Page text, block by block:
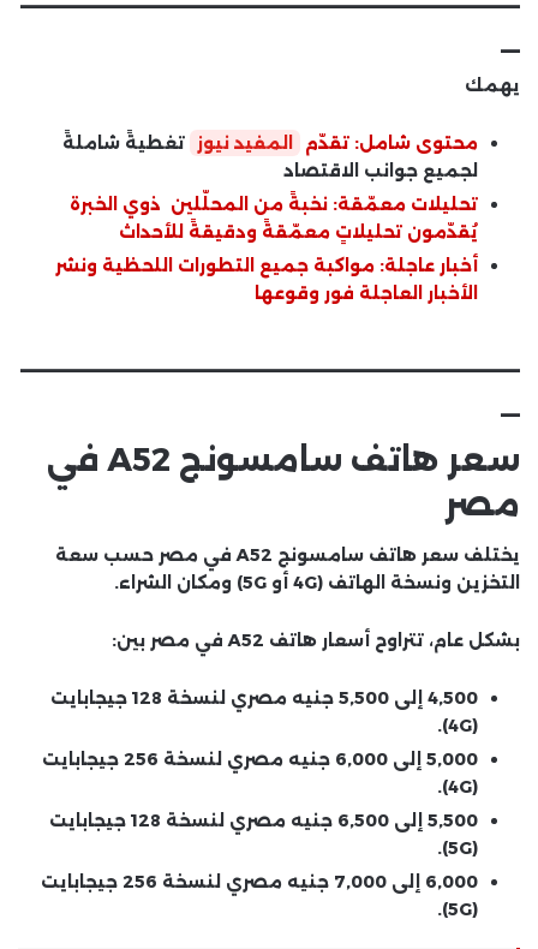
يهمك
محتوى شامل: تقدّم المفيد نيوز
تغطيةً شاملةً
لجميع جوانب الاقتصاد
تحليلات معمّقة: نخبةً من المحلّلين ذوي الخبرة
يُقدّمون تحليلاتٍ معمّقةً ودقيقةً للأحداث
أخبار عاجلة: مواكبة جميع التطورات اللحظية ونشر
الأخبار العاجلة فور وقوعها
سعر هاتف سامسونج A52 في
مصر
يختلف سعر هاتف سامسونج A52 في مصر حسب سعة
التخزين ونسخة الهاتف (4G أو 5G) ومكان الشراء.
بشكل عام، تتراوح أسعار هاتف A52 في مصر بين:
4,500 إلى 5,500 جنيه مصري
لنسخة 128 جيجابايت
(4G).
5,000 إلى 6,000 جنيه مصري
لنسخة 256 جيجابايت
(4G).
5,500 إلى 6,500 جنيه مصري
لنسخة 128 جيجابايت
(5G).
6,000 إلى 7,000 جنيه مصري
لنسخة 256 جيجابايت
(5G).